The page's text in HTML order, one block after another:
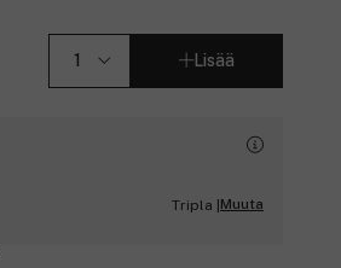
Lisää
Tripla | Muuta